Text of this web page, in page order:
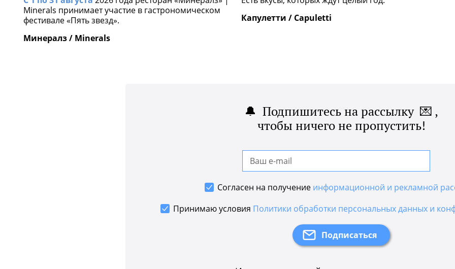
Minerals принимает участие в гастрономическом
фестивале «Пять звезд».
Минералз / Minerals
Капулетти / Capuletti
🔔 Подпишитесь на рассылку 💌 ,
чтобы ничего не пропустить!
Согласен на получение информационной и рекламной
Принимаю условия Политики обработки персональных данных и